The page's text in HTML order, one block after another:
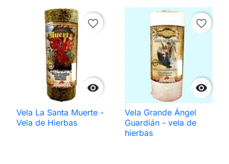

favorite_border
Vela La Santa Muerte -
Vela de Hierbas

favorite_border
Vela Grande Ángel
Guardián - vela de
hierbas